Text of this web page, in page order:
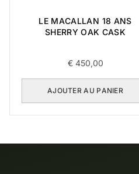
LE MACALLAN 18 ANS
SHERRY OAK CASK
€450,00
AJOUTER AU PANIER